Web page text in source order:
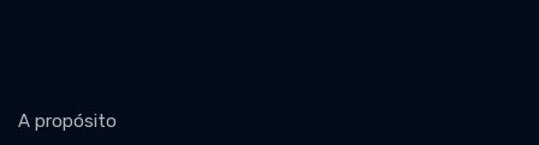
A propósito